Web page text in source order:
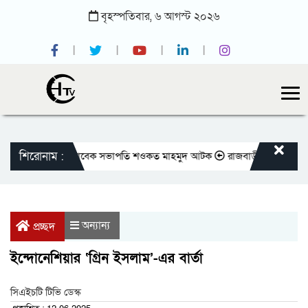
বৃহস্পতিবার,৬আগস্ট ২০২৬
শিরোনাম :
প্রেসক্লাবের সাবেক সভাপতি শওকত মাহমুদ আটক রাজবাড়ীতে বীর
প্রচ্ছদ অন্যান্য
ইন্দোনেশিয়ার ‘গ্রিন ইসলাম’-এর বার্তা
সিএইচটি টিভি ডেস্ক